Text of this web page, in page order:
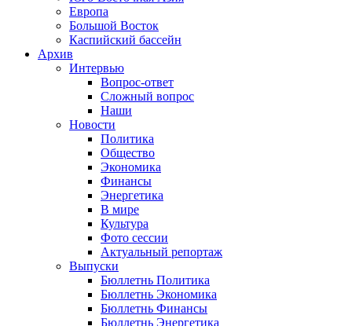
Европа
Большой Восток
Каспийский бассейн
Архив
Интервью
Вопрос-ответ
Сложный вопрос
Наши
Новости
Политика
Общество
Экономика
Финансы
Энергетика
В мире
Культура
Фото сессии
Актуальный репортаж
Выпуски
Бюллетнь Политика
Бюллетнь Экономика
Бюллетнь Финансы
Бюллетнь Энергетика